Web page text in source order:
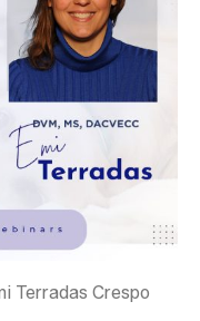
Terradas Crespo